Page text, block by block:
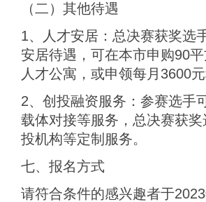
（二）其他待遇
1、人才安居：总决赛获奖选
安居待遇，可在本市申购90
人才公寓，或申领每月3600
2、创投融资服务：参赛选手
载体对接等服务，总决赛获
投机构等定制服务。
七、报名方式
请符合条件的感兴趣者于